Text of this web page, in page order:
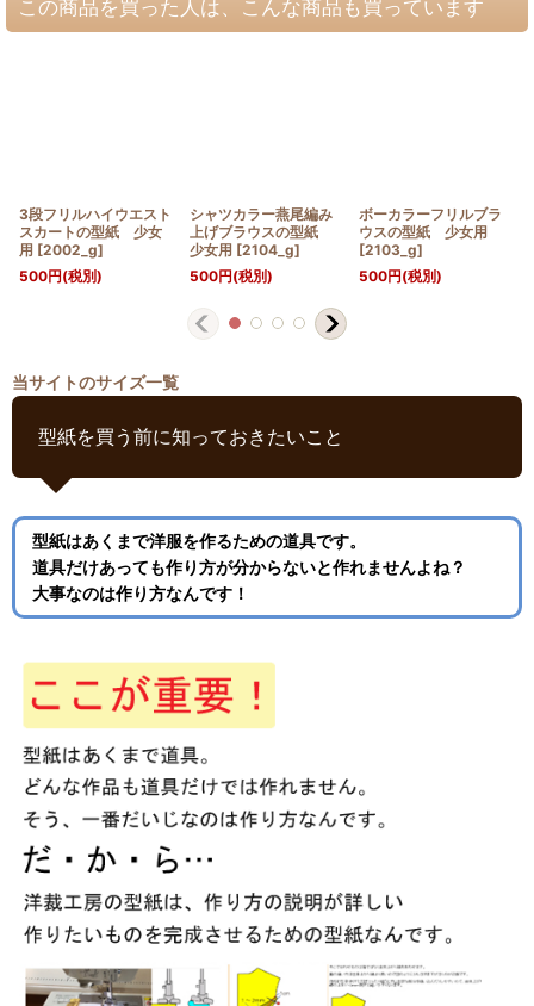
この商品を買った人は、こんな商品も買っています
3段フリルハイウエスト
スカートの型紙 少女
用 [2002_g]
500円(税別)
シャツカラー燕尾編み
上げブラウスの型紙
少女用 [2104_g]
500円(税別)
ボーカラーフリルブラ
ウスの型紙 少女用
[2103_g]
500円(税別)
当サイトのサイズ一覧
型紙を買う前に知っておきたいこと
型紙はあくまで洋服を作るための道具です。
道具だけあっても作り方が分からないと作れませんよね？
大事なのは作り方なんです！